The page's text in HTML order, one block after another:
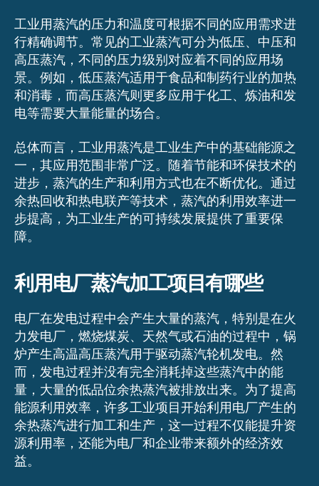
工业用蒸汽的压力和温度可根据不同的应用需求进
行精确调节。常见的工业蒸汽可分为低压、中压和
高压蒸汽，不同的压力级别对应着不同的应用场
景。例如，低压蒸汽适用于食品和制药行业的加热
和消毒，而高压蒸汽则更多应用于化工、炼油和发
电等需要大量能量的场合。
总体而言，工业用蒸汽是工业生产中的基础能源之
一，其应用范围非常广泛。随着节能和环保技术的
进步，蒸汽的生产和利用方式也在不断优化。通过
余热回收和热电联产等技术，蒸汽的利用效率进一
步提高，为工业生产的可持续发展提供了重要保
障。
利用电厂蒸汽加工项目有哪些
电厂在发电过程中会产生大量的蒸汽，特别是在火
力发电厂，燃烧煤炭、天然气或石油的过程中，锅
炉产生高温高压蒸汽用于驱动蒸汽轮机发电。然
而，发电过程并没有完全消耗掉这些蒸汽中的能
量，大量的低品位余热蒸汽被排放出来。为了提高
能源利用效率，许多工业项目开始利用电厂产生的
余热蒸汽进行加工和生产，这一过程不仅能提升资
源利用率，还能为电厂和企业带来额外的经济效
益。